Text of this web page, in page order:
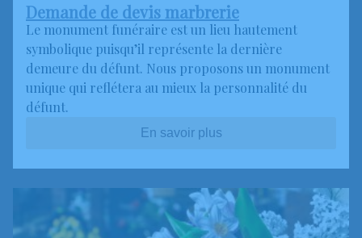
Demande de devis marbrerie
Le monument funéraire est un lieu hautement
symbolique puisqu’il représente la dernière
demeure du défunt. Nous proposons un monument
unique qui reflétera au mieux la personnalité du
défunt.
En savoir plus